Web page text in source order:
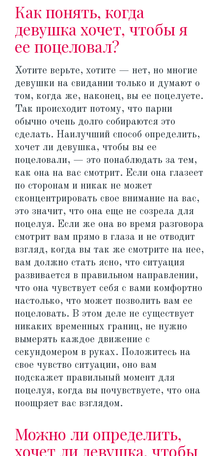
Как понять, когда
девушка хочет, чтобы я
ее поцеловал?
Хотите верьте, хотите — нет, но многие
девушки на свидании только и думают о
том, когда же, наконец, вы ее поцелуете.
Так происходит потому, что парни
обычно очень долго собираются это
сделать. Наилучший способ определить,
хочет ли девушка, чтобы вы ее
поцеловали, — это понаблюдать за тем,
как она на вас смотрит. Если она глазеет
по сторонам и никак не может
сконцентрировать свое внимание на вас,
это значит, что она еще не созрела для
поцелуя. Если же она во время разговора
смотрит вам прямо в глаза и не отводит
взгляд, когда вы так же смотрите на нее,
вам должно стать ясно, что ситуация
развивается в правильном направлении,
что она чувствует себя с вами комфортно
настолько, что может позволить вам ее
поцеловать. В этом деле не существует
никаких временных границ, не нужно
вымерять каждое движение с
секундомером в руках. Положитесь на
свое чувство ситуации, оно вам
подскажет правильный момент для
поцелуя, когда вы почувствуете, что она
поощряет вас взглядом.
Можно ли определить,
хочет ли девушка, чтобы